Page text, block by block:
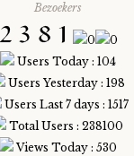
Bezoekers
Users Today : 104
Users Yesterday : 198
Users Last 7 days : 1517
Total Users : 238100
Views Today : 530